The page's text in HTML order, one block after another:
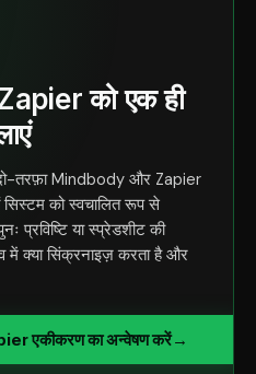
को एक ही
तरफ़ा Mindbody और Zapier
सिस्टम को स्वचालित रूप से
प्रविष्टि या स्प्रेडशीट की
क्या सिंक्रनाइज़ करता है और
एकीकरण का अन्वेषण करें→